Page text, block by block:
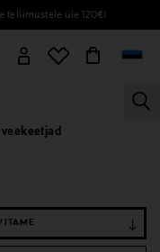
tellimustele üle 120€!
KODU